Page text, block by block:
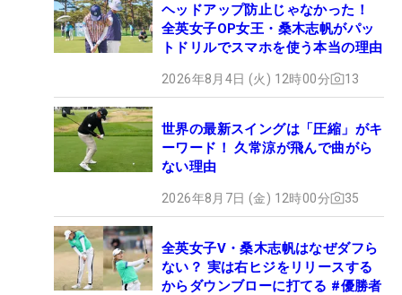
ヘッドアップ防止じゃなかった！
全英女子OP女王・桑木志帆がパッ
トドリルでスマホを使う本当の理由
2026年8月4日 (火) 12時00分 13
世界の最新スイングは「圧縮」がキ
ーワード！ 久常涼が飛んで曲がら
ない理由
2026年8月7日 (金) 12時00分 35
全英女子V・桑木志帆はなぜダフら
ない？ 実は右ヒジをリリースする
からダウンブローに打てる #優勝者